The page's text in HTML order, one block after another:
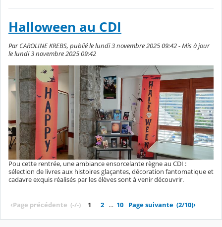
Halloween au CDI
Par CAROLINE KREBS, publié le lundi 3 novembre 2025 09:42 - Mis à jour
le lundi 3 novembre 2025 09:42
Pou cette rentrée, une ambiance ensorcelante règne au CDI :
sélection de livres aux histoires glaçantes, décoration fantomatique et
cadavre exquis réalisés par les élèves sont à venir découvrir.
‹Page précédente (-/-) 1 2 … 10 Page suivante (2/10)›